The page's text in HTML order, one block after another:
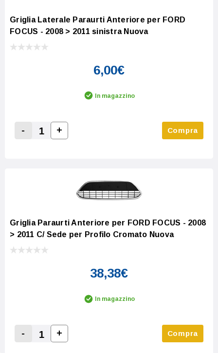
Griglia Laterale Paraurti Anteriore per FORD
FOCUS - 2008 > 2011 sinistra Nuova
6,00€
In magazzino
Decrease Quantity:
-
Increase Quantity:
+ Compra
Griglia Paraurti Anteriore per FORD FOCUS - 2008
> 2011 C/ Sede per Profilo Cromato Nuova
38,38€
In magazzino
Decrease Quantity:
-
Increase Quantity:
+ Compra